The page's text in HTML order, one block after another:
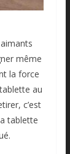
même
la force
au
c’est
tablette